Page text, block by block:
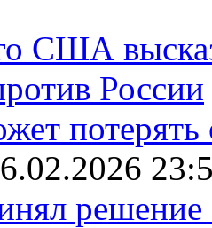
США
России
решение